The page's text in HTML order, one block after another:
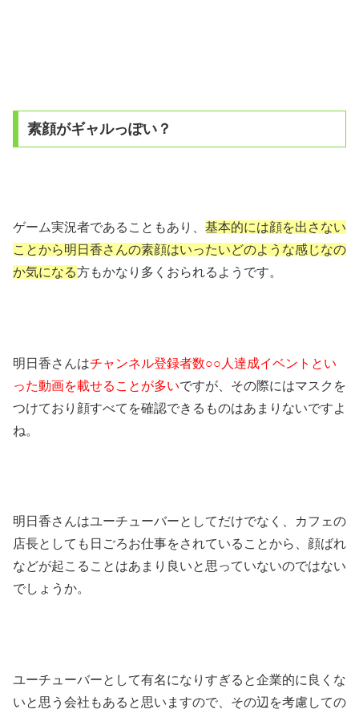
素顔がギャルっぽい？
ゲーム実況者であることもあり、 基本的には顔を出さない
ことから明日香さんの素顔はいったいどのような感じなの
か気になる方もかなり多くおられるようです。
明日香さんはチャンネル登録者数○○人達成イベントとい
った動画を載せることが多いですが、その際にはマスクを
つけており顔すべてを確認できるものはあまりないですよ
ね。
明日香さんはユーチューバーとしてだけでなく、カフェの
店長としても日ごろお仕事をされていることから、顔ばれ
などが起こることはあまり良いと思っていないのではない
でしょうか。
ユーチューバーとして有名になりすぎると企業的に良くな
いと思う会社もあると思いますので、その辺を考慮しての